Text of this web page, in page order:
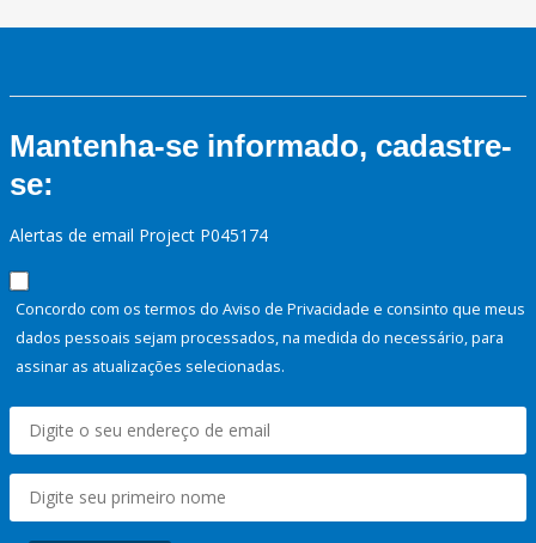
Mantenha-se informado, cadastre-
se:
Alertas de email Project P045174
Concordo com os termos do Aviso de Privacidade e consinto que meus
dados pessoais sejam processados, na medida do necessário, para
assinar as atualizações selecionadas.